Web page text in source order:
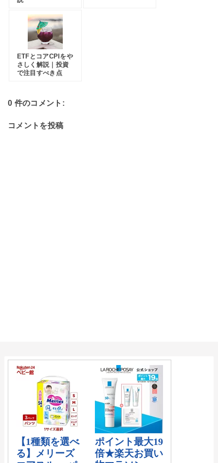
ETFとコアCPIをや
さしく解説｜投資
で注目すべき点
0 件のコメント:
コメントを投稿